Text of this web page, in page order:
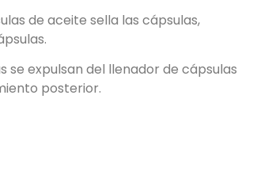
de aceite sella las cápsulas,
.
se expulsan del llenador de cápsulas
posterior.